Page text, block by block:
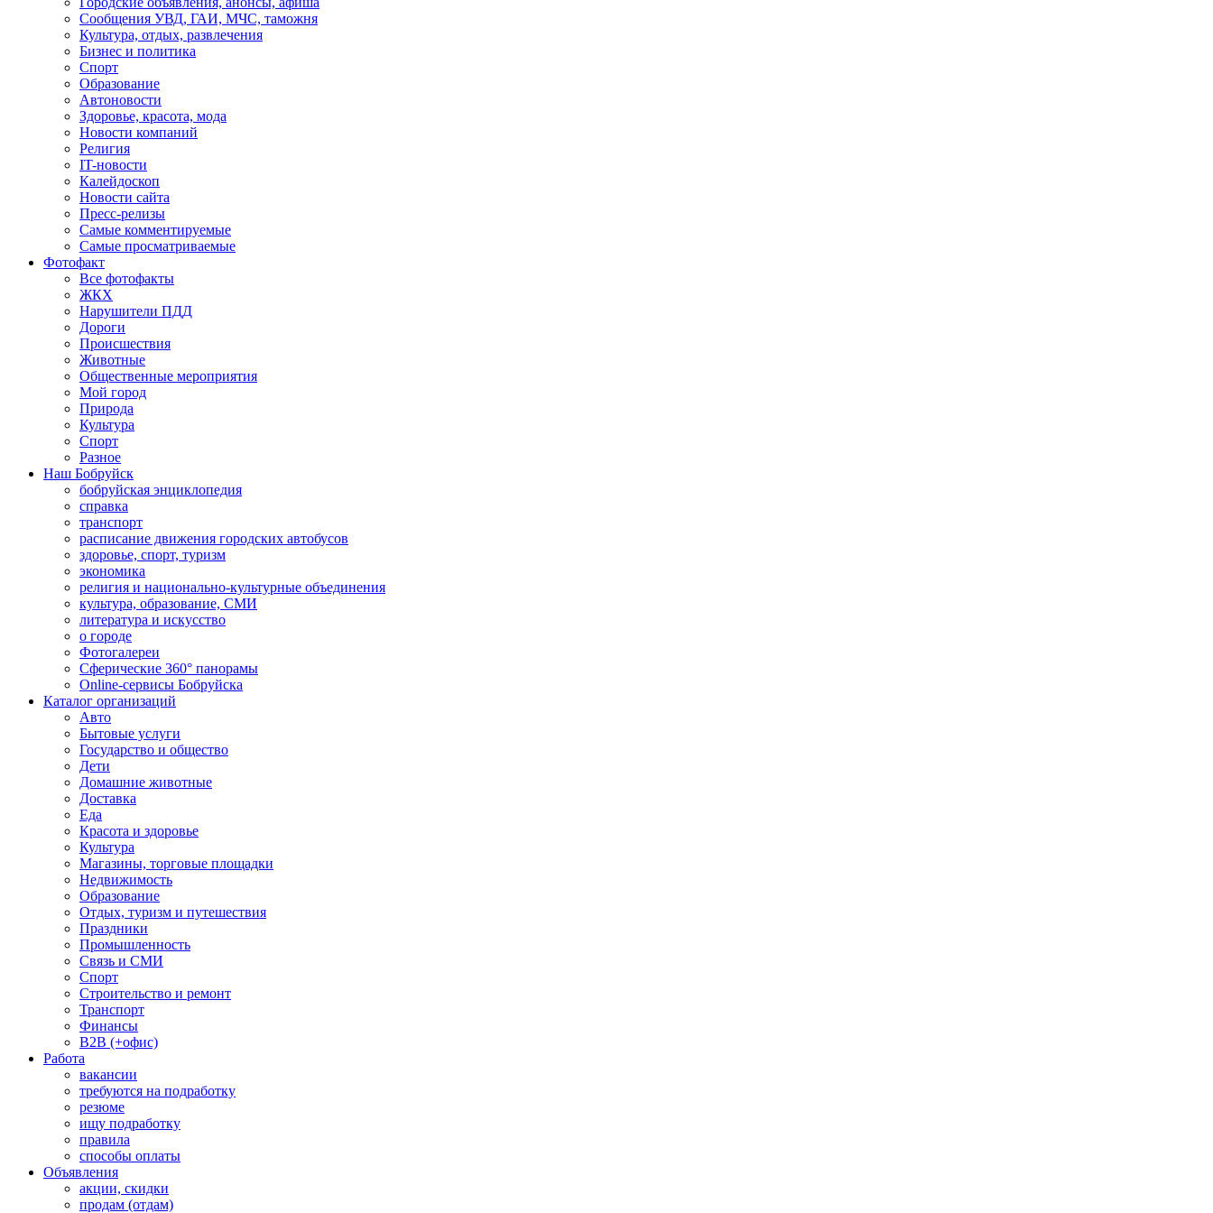
Сообщения УВД, ГАИ, МЧС, таможня
Культура, отдых, развлечения
Бизнес и политика
Спорт
Образование
Автоновости
Здоровье, красота, мода
Новости компаний
Религия
IT-новости
Калейдоскоп
Новости сайта
Пресс-релизы
Самые комментируемые
Самые просматриваемые
Фотофакт
Все фотофакты
ЖКХ
Нарушители ПДД
Дороги
Происшествия
Животные
Общественные мероприятия
Мой город
Природа
Культура
Спорт
Разное
Наш Бобруйск
бобруйская энциклопедия
справка
транспорт
расписание движения городских автобусов
здоровье, спорт, туризм
экономика
религия и национально-культурные объединения
культура, образование, СМИ
литература и искусство
о городе
Фотогалереи
Сферические 360° панорамы
Online-сервисы Бобруйска
Каталог организаций
Авто
Бытовые услуги
Государство и общество
Дети
Домашние животные
Доставка
Еда
Красота и здоровье
Культура
Магазины, торговые площадки
Недвижимость
Образование
Отдых, туризм и путешествия
Праздники
Промышленность
Связь и СМИ
Спорт
Строительство и ремонт
Транспорт
Финансы
B2B (+офис)
Работа
вакансии
требуются на подработку
резюме
ищу подработку
правила
способы оплаты
Объявления
акции, скидки
продам (отдам)